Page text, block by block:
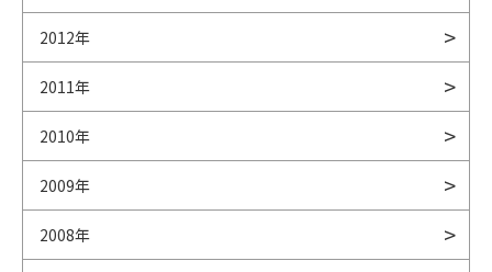
2012年
2011年
2010年
2009年
2008年